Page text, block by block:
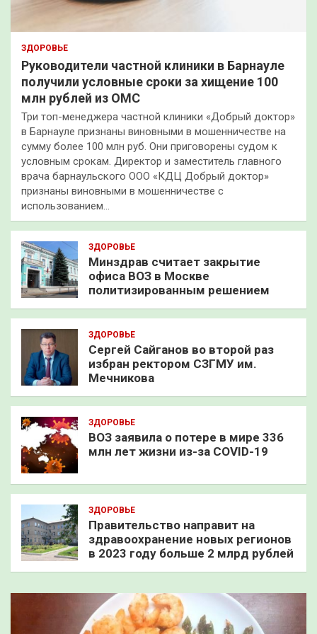
ЗДОРОВЬЕ
Руководители частной клиники в Барнауле
получили условные сроки за хищение 100
млн рублей из ОМС
Три топ-менеджера частной клиники «Добрый доктор»
в Барнауле признаны виновными в мошенничестве на
сумму более 100 млн руб. Они приговорены судом к
условным срокам. Директор и заместитель главного
врача барнаульского ООО «КДЦ Добрый доктор»
признаны виновными в мошенничестве с
использованием…
ЗДОРОВЬЕ
Минздрав считает закрытие
офиса ВОЗ в Москве
политизированным решением
ЗДОРОВЬЕ
Сергей Сайганов во второй раз
избран ректором СЗГМУ им.
Мечникова
ЗДОРОВЬЕ
ВОЗ заявила о потере в мире 336
млн лет жизни из-за COVID-19
ЗДОРОВЬЕ
Правительство направит на
здравоохранение новых регионов
в 2023 году больше 2 млрд рублей